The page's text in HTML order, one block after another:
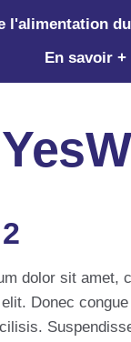
l'alimentation
En savoir +
dolor sit amet,
Donec